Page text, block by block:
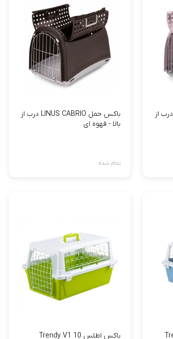
باکس حمل LINUS CABRIO درب از
باکس حمل LINUS CABRIO درب از
بالا - قهوه ای
تمام شده
باکس اطلس 10 Trendy V1